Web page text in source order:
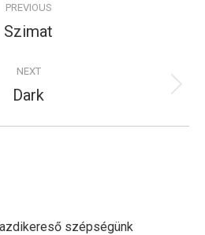
PREVIOUS
Previous
Szimat
NEXT
Next
Dark
szépségünk